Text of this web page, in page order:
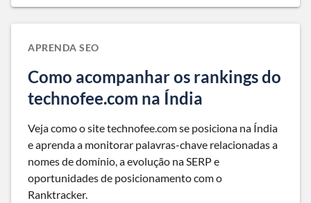
APRENDA SEO
Como acompanhar os rankings do
technofee.com na Índia
Veja como o site technofee.com se posiciona na Índia
e aprenda a monitorar palavras-chave relacionadas a
nomes de domínio, a evolução na SERP e
oportunidades de posicionamento com o
Ranktracker.